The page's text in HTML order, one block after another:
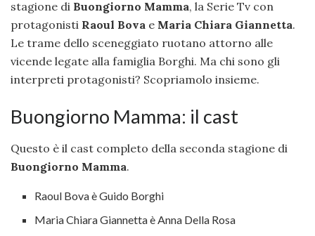
stagione di Buongiorno Mamma, la Serie Tv con
protagonisti Raoul Bova e Maria Chiara Giannetta.
Le trame dello sceneggiato ruotano attorno alle
vicende legate alla famiglia Borghi. Ma chi sono gli
interpreti protagonisti? Scopriamolo insieme.
Buongiorno Mamma: il cast
Questo è il cast completo della seconda stagione di
Buongiorno Mamma.
Raoul Bova è Guido Borghi
Maria Chiara Giannetta è Anna Della Rosa